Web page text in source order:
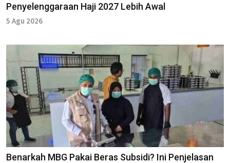
Penyelenggaraan Haji 2027 Lebih Awal
5 Agu 2026
Benarkah MBG Pakai Beras Subsidi? Ini Penjelasan